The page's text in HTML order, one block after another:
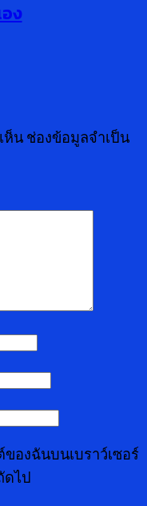
ง
ห็น ช่องข้อมูลจำเป็น
องฉันบนเบราว์เซอร์
ดไป